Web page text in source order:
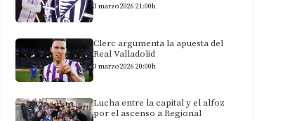
3 marzo 2026 21:00h
Clerc argumenta la apuesta del
Real Valladolid
3 marzo 2026 20:00h
Lucha entre la capital y el alfoz
por el ascenso a Regional